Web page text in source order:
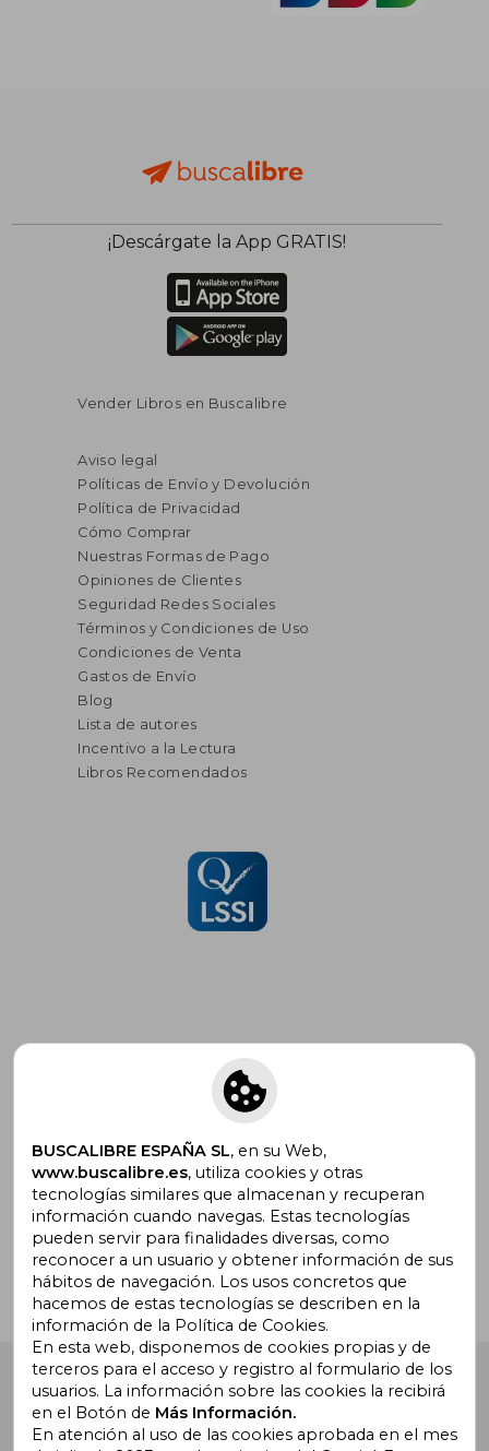
¡Descárgate la App GRATIS!
Vender Libros en Buscalibre
Aviso legal
Políticas de Envío y Devolución
Política de Privacidad
Cómo Comprar
Nuestras Formas de Pago
Opiniones de Clientes
Seguridad Redes Sociales
Términos y Condiciones de Uso
Condiciones de Venta
Gastos de Envío
Blog
Lista de autores
Incentivo a la Lectura
Libros Recomendados
Suscríbete para recibir ofertas y
promociones
¿Necesitas ayuda?
Buscalibre España . Calle Energía, 65, Nave 3 (08940),
Cornellà de Llobregat, Barcelona. Derechos Reservados.
BUSCALIBRE ESPAÑA SL, en su Web,
www.buscalibre.es, utiliza cookies y otras
tecnologías similares que almacenan y recuperan
información cuando navegas. Estas tecnologías
pueden servir para finalidades diversas, como
reconocer a un usuario y obtener información de sus
hábitos de navegación. Los usos concretos que
hacemos de estas tecnologías se describen en la
información de la Política de Cookies.
En esta web, disponemos de cookies propias y de
terceros para el acceso y registro al formulario de los
usuarios. La información sobre las cookies la recibirá
en el Botón de Más Información.
En atención al uso de las cookies aprobada en el mes